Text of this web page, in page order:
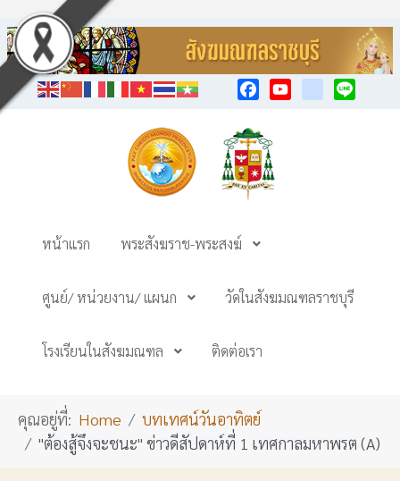
หน้าแรก พระสังฆราช-พระสงฆ์
ศูนย์/ หน่วยงาน/ แผนก วัดในสังฆมณฑลราชบุรี
โรงเรียนในสังฆมณฑล ติดต่อเรา
คุณอยู่ที่: Home
บทเทศน์วันอาทิตย์
"ต้องสู้จึงจะชนะ" ข่าวดีสัปดาห์ที่ 1 เทศกาลมหาพรต (A)